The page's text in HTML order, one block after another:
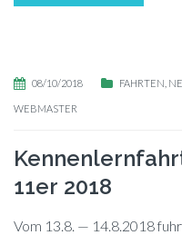
08/10/2018 FAHRTEN
WEBMASTER
11er 2018
Vom 13.8. — 14.8.2018